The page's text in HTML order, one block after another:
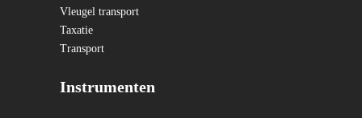
Vleugel transport
Taxatie
Transport
Instrumenten